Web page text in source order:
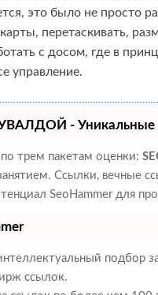
это было не просто
перетаскивать,
с досом, где в
управление.
- Уникальные
трем пакетам оценки:
Ссылки, вечные
SeoHammer для
подбор
ссылок.